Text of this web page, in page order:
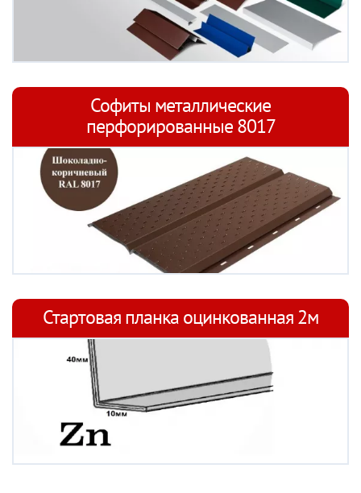
Софиты металлические
перфорированные 8017
Стартовая планка оцинкованная 2м